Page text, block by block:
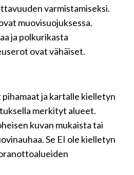
varmistamiseksi.
muovisuojuksessa.
ja polkurikasta
ovat vähäiset.
ja kartalle kielletyn
merkityt alueet.
kuvan mukaista tai
Se EI ole kielletyn